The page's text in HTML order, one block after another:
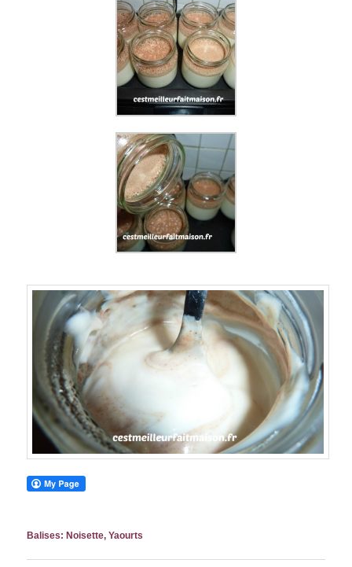
Balises: Noisette, Yaourts